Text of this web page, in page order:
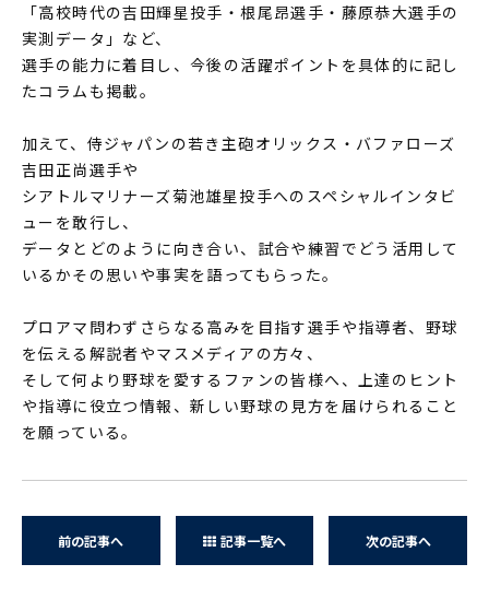
「高校時代の吉田輝星投手・根尾昂選手・藤原恭大選手の
実測データ」など、
選手の能力に着目し、今後の活躍ポイントを具体的に記し
たコラムも掲載。
加えて、侍ジャパンの若き主砲オリックス・バファローズ
吉田正尚選手や
シアトルマリナーズ菊池雄星投手へのスペシャルインタビ
ューを敢行し、
データとどのように向き合い、試合や練習でどう活用して
いるかその思いや事実を語ってもらった。
プロアマ問わずさらなる高みを目指す選手や指導者、野球
を伝える解説者やマスメディアの方々、
そして何より野球を愛するファンの皆様へ、上達のヒント
や指導に役立つ情報、新しい野球の見方を届けられること
を願っている。
前の記事へ 記事一覧へ 次の記事へ